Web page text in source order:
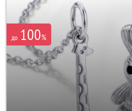
до 100%